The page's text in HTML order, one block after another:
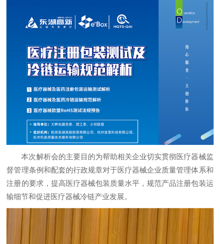
本次解析会的主要目的为帮助相关企业切实贯彻医疗器械监
督管理条例和配套的行政规章对于医疗器械企业质量管理体系和
注册的要求，提高医疗器械包装质量水平，规范产品注册包装运
输细节和促进医疗器械冷链产业发展。